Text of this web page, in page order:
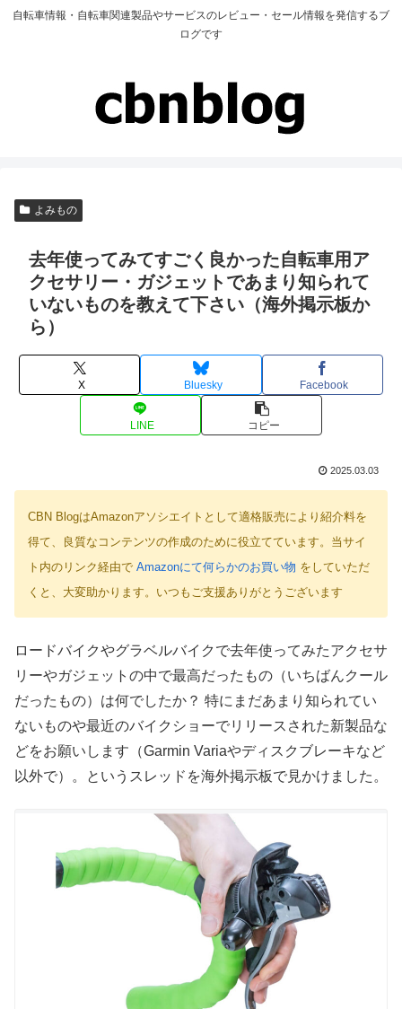
自転車情報・自転車関連製品やサービスのレビュー・セール情報を発信するブ
ログです
よみもの
去年使ってみてすごく良かった自転車用ア
クセサリー・ガジェットであまり知られて
いないものを教えて下さい（海外掲示板か
ら）
X Bluesky Facebook
LINE コピー
2025.03.03
CBN BlogはAmazonアソシエイトとして適格販売により紹介料を
得て、良質なコンテンツの作成のために役立てています。当サイ
ト内のリンク経由で Amazonにて何らかのお買い物 をしていただ
くと、大変助かります。いつもご支援ありがとうございます
ロードバイクやグラベルバイクで去年使ってみたアクセサ
リーやガジェットの中で最高だったもの（いちばんクール
だったもの）は何でしたか？ 特にまだあまり知られてい
ないものや最近のバイクショーでリリースされた新製品な
どをお願いします（Garmin Variaやディスクブレーキなど
以外で）。というスレッドを海外掲示板で見かけました。